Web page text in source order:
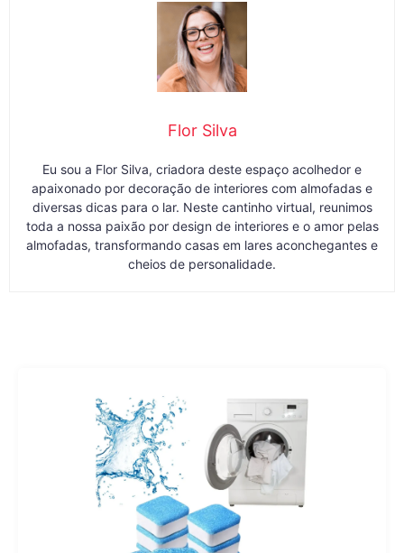
Flor Silva
Eu sou a Flor Silva, criadora deste espaço acolhedor e
apaixonado por decoração de interiores com almofadas e
diversas dicas para o lar. Neste cantinho virtual, reunimos
toda a nossa paixão por design de interiores e o amor pelas
almofadas, transformando casas em lares aconchegantes e
cheios de personalidade.